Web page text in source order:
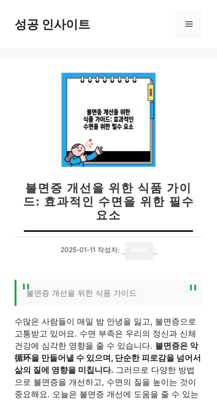
성공 인사이트 메
불면증 개선을 위한 식품 가이
드: 효과적인 수면을 위한 필수
요소
2025-01-11 작성자:
불면증 개선을 위한 식품 가이드
수많은 사람들이 매일 밤 안녕을 잃고, 불면증으로
고통받고 있어요. 수면 부족은 우리의 정신과 신체
건강에 심각한 영향을 줄 수 있습니다. 불면증은 악
循环을 만들어낼 수 있으며, 단순한 피로감을 넘어서
삶의 질에 영향을 미칩니다. 그러므로 다양한 방법
으로 불면증을 개선하고, 수면의 질을 높이는 것이
중요해요. 오늘은 불면증 개선에 도움을 줄 수 있는